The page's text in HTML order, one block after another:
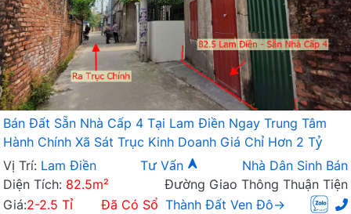
Bán Đất Sẵn Nhà Cấp 4 Tại Lam Điền Ngay Trung Tâm
Hành Chính Xã Sát Trục Kinh Doanh Giá Chỉ Hơn 2 Tỷ
Vị Trí: Lam Điền Tư Vấn
Nhà Dân Sinh Bán
Diện Tích: 82.5m²
Đường Giao Thông Thuận Tiện
Giá:2-2.5 Tỉ Đã Có Sổ Thành Đất Ven Đô→